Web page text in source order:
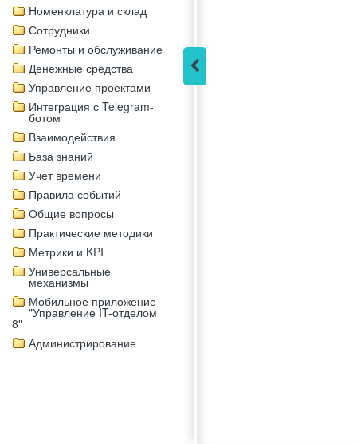
Номенклатура и склад
Сотрудники
Ремонты и обслуживание
Денежные средства
Управление проектами
Интеграция с Telegram-
ботом
Взаимодействия
База знаний
Учет времени
Правила событий
Общие вопросы
Практические методики
Метрики и KPI
Универсальные
механизмы
Мобильное приложение
"Управление IT-отделом
8"
Администрирование